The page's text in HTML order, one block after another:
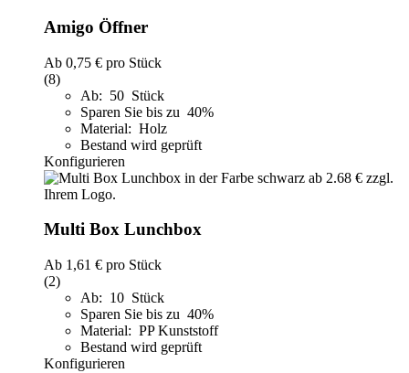
Amigo Öffner
Ab 0,75 € pro Stück
(8)
Ab: 50 Stück
Sparen Sie bis zu 40%
Material: Holz
Bestand wird geprüft
Konfigurieren
Multi Box Lunchbox
Ab 1,61 € pro Stück
(2)
Ab: 10 Stück
Sparen Sie bis zu 40%
Material: PP Kunststoff
Bestand wird geprüft
Konfigurieren